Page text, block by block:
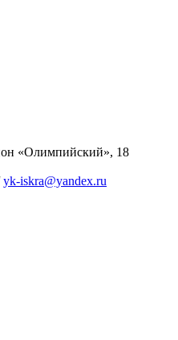
«Олимпийский», 18
yk-iskra@yandex.ru